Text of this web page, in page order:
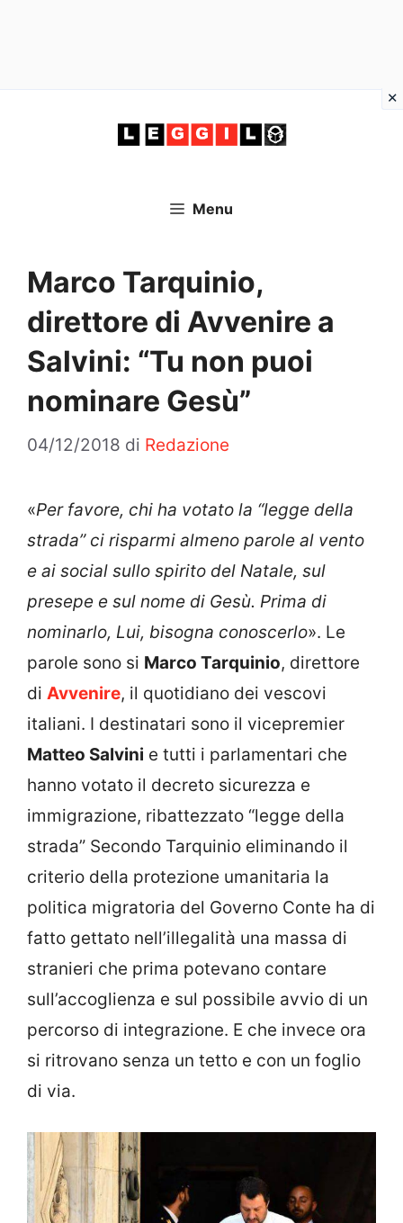
Menu
Marco Tarquinio,
direttore di Avvenire a
Salvini: “Tu non puoi
nominare Gesù”
04/12/2018 di Redazione
«Per favore, chi ha votato la “legge della
strada” ci risparmi almeno parole al vento
e ai social sullo spirito del Natale, sul
presepe e sul nome di Gesù. Prima di
nominarlo, Lui, bisogna conoscerlo». Le
parole sono si Marco Tarquinio, direttore
di Avvenire, il quotidiano dei vescovi
italiani. I destinatari sono il vicepremier
Matteo Salvini e tutti i parlamentari che
hanno votato il decreto sicurezza e
immigrazione, ribattezzato “legge della
strada” Secondo Tarquinio eliminando il
criterio della protezione umanitaria la
politica migratoria del Governo Conte ha di
fatto gettato nell’illegalità una massa di
stranieri che prima potevano contare
sull’accoglienza e sul possibile avvio di un
percorso di integrazione. E che invece ora
si ritrovano senza un tetto e con un foglio
di via.